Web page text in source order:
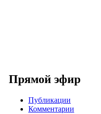
Прямой эфир
Публикации
Комментарии